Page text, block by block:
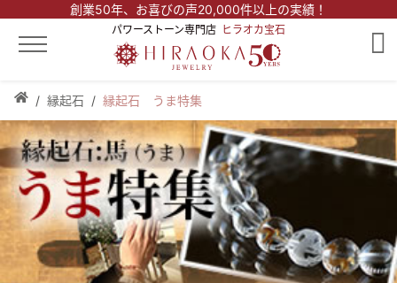
創業50年、 お喜びの声20,000件以上の実績！
パワーストーン専門店 ヒラオカ宝石
縁起石 縁起石 うま特集